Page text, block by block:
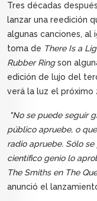
Tres décadas
lanzar una reedición
algunas canciones, al
toma de There Is a
Rubber Ringson
edición de lujo del
verá la luz el próximo
"No se puede seguir
público apruebe, o
radio apruebe. Sólo
científico genio lo
The Smiths en The
anunció el